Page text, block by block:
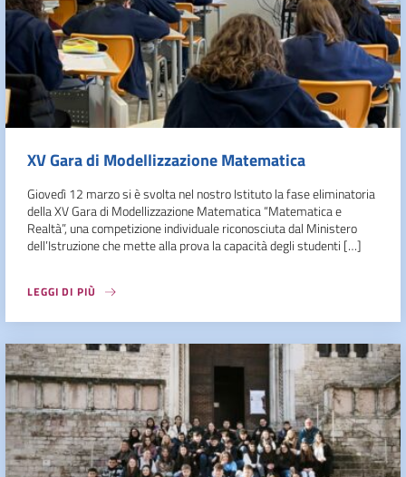
XV Gara di Modellizzazione Matematica
Giovedì 12 marzo si è svolta nel nostro Istituto la fase eliminatoria
della XV Gara di Modellizzazione Matematica “Matematica e
Realtà”, una competizione individuale riconosciuta dal Ministero
dell’Istruzione che mette alla prova la capacità degli studenti […]
LEGGI DI PIÙ